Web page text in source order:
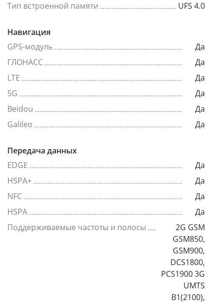
Тип встроенной памяти
UFS 4.0
Навигация
GPS-модуль
Да
ГЛОНАСС
Да
LTE
Да
5G
Да
Beidou
Да
Galileo
Да
Передача данных
EDGE
Да
HSPA+
Да
NFC
Да
HSPA
Да
Поддерживаемые частоты и полосы
2G GSM
GSM850,
GSM900,
DCS1800,
PCS1900 3G
UMTS
B1(2100),